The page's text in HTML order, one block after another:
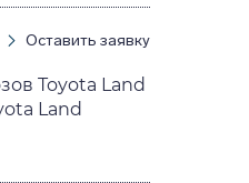
Оставить заявку
Toyota Land
Land